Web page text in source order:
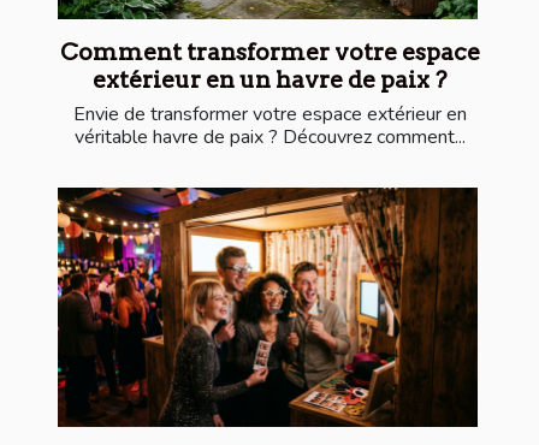
Comment transformer votre espace
extérieur en un havre de paix ?
Envie de transformer votre espace extérieur en
véritable havre de paix ? Découvrez comment...